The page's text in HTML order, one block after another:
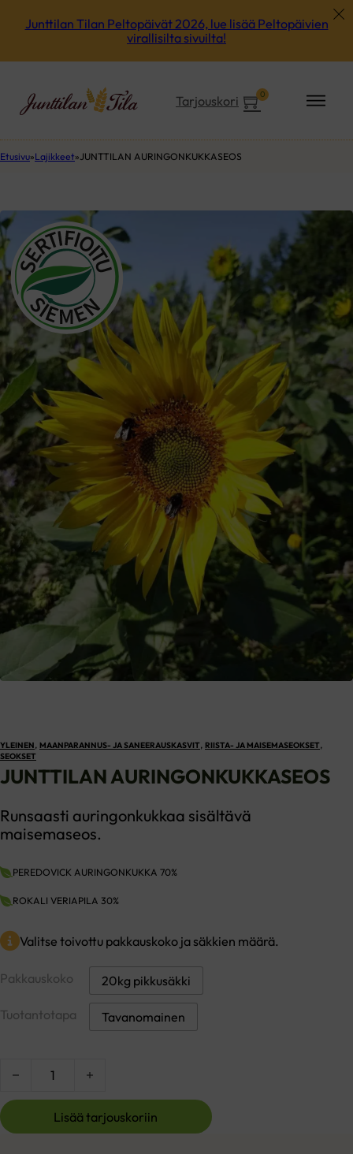
Junttilan Tilan Peltopäivät 2026, lue lisää Peltopäivien
virallisilta sivuilta!
0
Tarjouskori
Etusivu Lajikkeet JUNTTILAN AURINGONKUKKASEOS
YLEINEN, MAANPARANNUS- JA SANEERAUSKASVIT, RIISTA- JA MAISEMASEOKSET,
SEOKSET
JUNTTILAN AURINGONKUKKASEOS
Runsaasti auringonkukkaa sisältävä
maisemaseos.
PEREDOVICK AURINGONKUKKA 70%
ROKALI VERIAPILA 30%
Valitse toivottu pakkauskoko ja säkkien määrä.
Pakkauskoko 20kg pikkusäkki
Tuotantotapa Tavanomainen
Lisää tarjouskoriin